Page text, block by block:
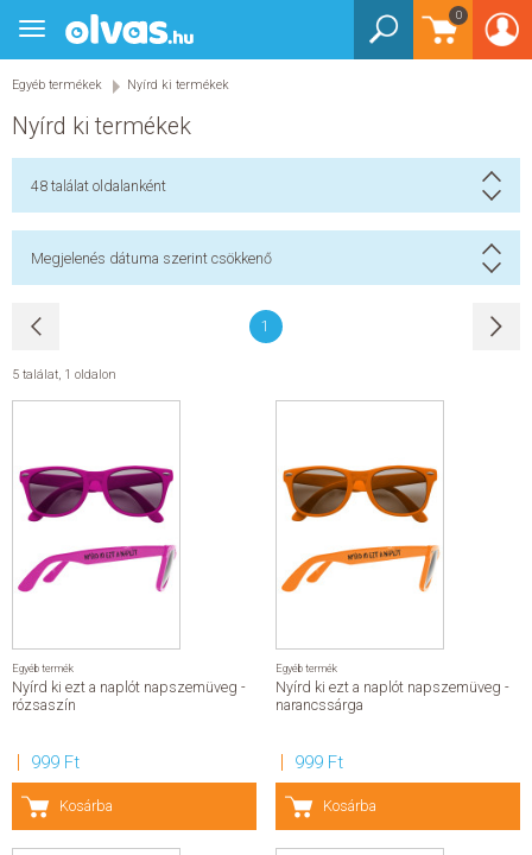
0
Toggle
navigation
Egyéb termékek Nyírd ki termékek
Nyírd ki termékek
48 találat oldalanként
Megjelenés dátuma szerint csökkenő
1
5 találat, 1 oldalon
Egyéb termék
Nyírd ki ezt a naplót napszemüveg -
rózsaszín
999 Ft
Kosárba
Egyéb termék
Nyírd ki ezt a naplót napszemüveg -
narancssárga
999 Ft
Kosárba
BEJELENTKEZÉS
KÖNYVEK
EGYÉB TERMÉKEK
STAR WARS
AKCIÓ
SEGÍTHETEK?
SZERZŐK
SAJTÓANYAGOK
HÍREK
KAPCSOLAT